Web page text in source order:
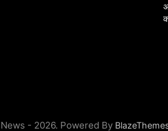
- 2026. Powered By